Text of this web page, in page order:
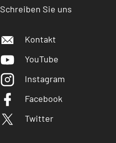
Schreiben Sie uns
Kontakt
YouTube
Instagram
Facebook
Twitter